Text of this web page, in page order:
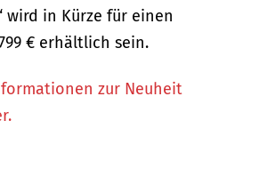
wird in Kürze für einen
€ erhältlich sein.
zur Neuheit